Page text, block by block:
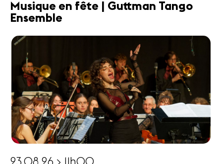
Musique en fête | Guttman Tango
Ensemble